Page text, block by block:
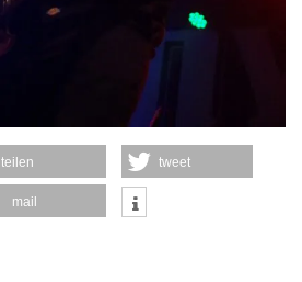
teilen tweet
mail